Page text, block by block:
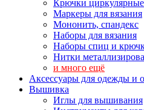
Крючки циркулярные
Маркеры для вязания
Мононить, спандекс
Наборы для вязания
Наборы спиц и
Нитки
и много ещё
Аксессуары для одежды и
Вышивка
Иглы для вышивания